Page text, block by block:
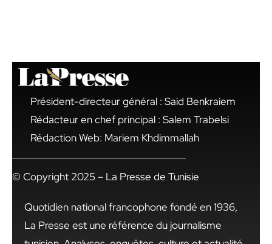
Président-directeur général : Said Benkraiem
Rédacteur en chef principal : Salem Trabelsi
Rédaction Web: Mariem Khdimmallah
© Copyright 2025 – La Presse de Tunisie
Quotidien national francophone fondé en 1936,
La Presse est une référence du journalisme